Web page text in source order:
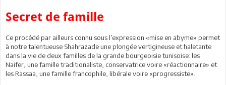
Secret de famille
Ce procédé par ailleurs connu sous l’expression «mise en abyme» permet
à notre talentueuse Shahrazade une plongée vertigineuse et haletante
dans la vie de deux familles de la grande bourgeoisie tunisoise: les
Naifer, une famille traditionaliste, conservatrice voire «réactionnaire» et
les Rassaa, une famille francophile, libérale voire «progressiste».